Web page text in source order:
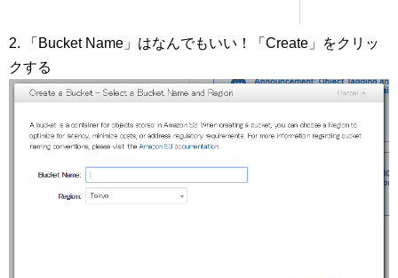
2. 「Bucket Name」はなんでもいい！「Create」をクリッ
クする